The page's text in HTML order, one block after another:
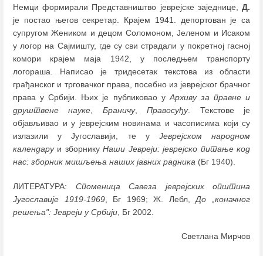
Немци формирали Представништво јеврејске заједнице, Д.
је постао његов секретар. Крајем 1941. депортован је са
супругом Жеником и децом Соломоном, Јеленом и Исаком
у логор на Сајмишту, где су сви страдали у покретној гасној
комори крајем маја 1942, у последњем транспорту
логораша. Написао је тридесетак текстова из области
грађанског и трговачког права, посебно из јеврејског брачног
права у Србији. Њих је публиковао уАрхиву за правне и
друштвене
науке, Браничу,Правосуђу. Текстове је
објављивао и у јеврејским новинама и часописима који су
излазили у Југославији, те у Јеврејском народном
календаруи зборникуНаши Јевреји: јеврејско питање код
нас: зборник мишљења наших јавних радника (Бг 1940).
ЛИТЕРАТУРА: Споменица Савеза јеврејских општина
Југославије 1919-1969, Бг 1969; Ж. Лебл,До „коначног
решења": Јевреји у Србији , Бг 2002.
Светлана Мирчов